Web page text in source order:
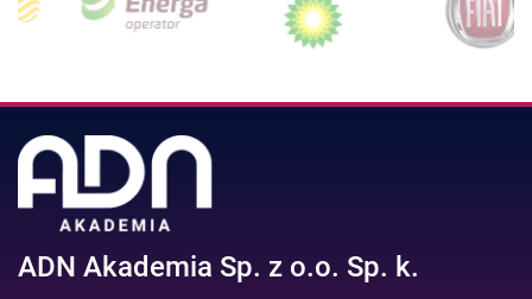
ADN Akademia Sp. z o.o. Sp. k.